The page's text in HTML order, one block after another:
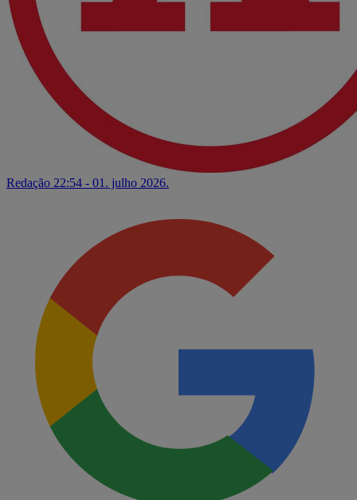
Redação 22:54 - 01. julho 2026.